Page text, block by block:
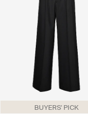
BUYERS' PICK